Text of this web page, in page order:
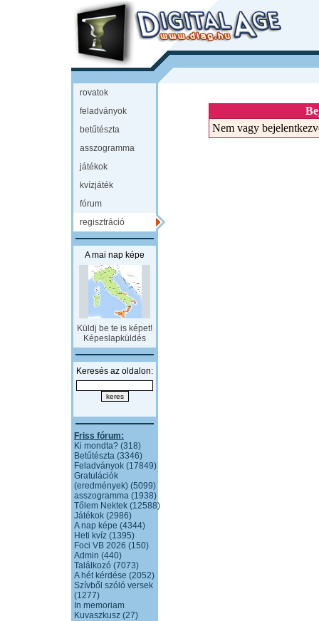
rovatok
feladványok
betűtészta
asszogramma
játékok
kvízjáték
fórum
regisztráció
A mai nap képe
Küldj be te is képet!
Képeslapküldés
Keresés az oldalon:
Friss fórum:
Ki mondta? (318)
Betűtészta (3346)
Feladványok (17849)
Gratulációk
(eredmények) (5099)
asszogramma (1938)
Tőlem Nektek (12588)
Játékok (2986)
A nap képe (4344)
Heti kvíz (1395)
Foci VB 2026 (150)
Admin (440)
Találkozó (7073)
A hét kérdése (2052)
Szívből szóló versek
(1277)
In memoriam
Kuvaszkusz (27)
Nem vagy